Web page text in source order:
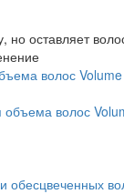
но оставляет
волос
обесцвеченных